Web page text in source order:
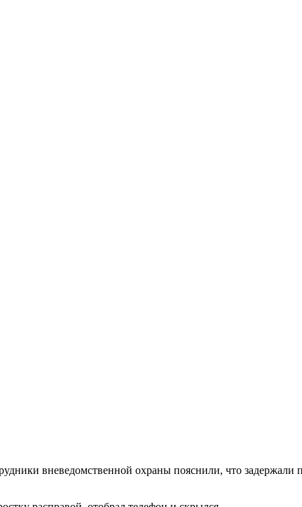
вневедомственной охраны пояснили, что задержали